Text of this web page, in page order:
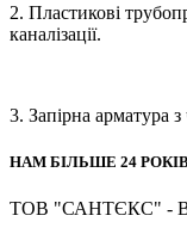
2. Пластикові
каналізації.
3. Запірна арматура
НАМ БІЛЬШЕ 24
ТОВ "САНТЄКС" - Ваш